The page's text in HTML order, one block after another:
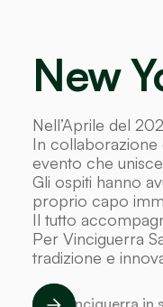
New
Nell’Aprile del
In collaborazione
evento che
Gli ospiti hanno
proprio capo
Il tutto
Per Vinciguerra
tradizione e